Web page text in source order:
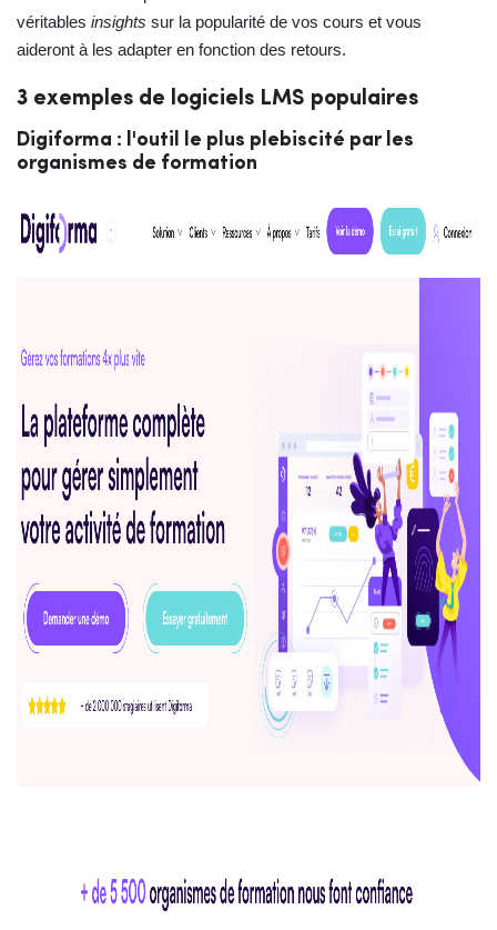
véritables insights sur la popularité de vos cours et vous
aideront à les adapter en fonction des retours.
3 exemples de logiciels LMS populaires
Digiforma : l'outil le plus plebiscité par les
organismes de formation